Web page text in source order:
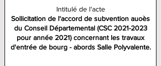
Intitulé de l'acte
Sollicitation de l'accord de subvention auoès
du Conseil Départemental (CSC2021-2023
pour année 2021) concernant les travaux
d'entrée de bourg - abords Salle Polyvalente.